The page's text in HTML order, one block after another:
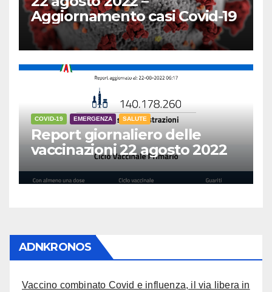
Aggiornamento casi Covid-19
COVID-19 EMERGENZA SALUTE
Report giornaliero delle
vaccinazioni 22 agosto 2022
ADNKRONOS
Vaccino combinato Covid e influenza, il via libera in